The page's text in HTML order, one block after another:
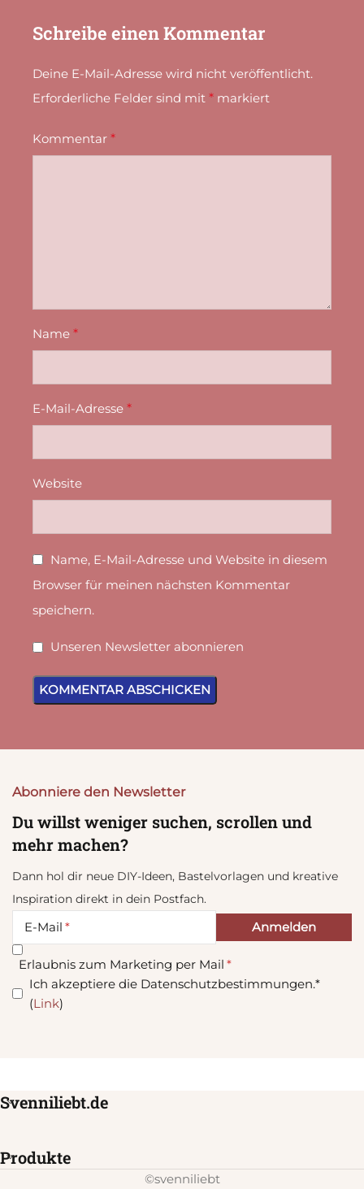
Schreibe einen Kommentar
Deine E-Mail-Adresse wird nicht veröffentlicht.
Erforderliche Felder sind mit * markiert
Kommentar *
Name *
E-Mail-Adresse *
Website
Name, E-Mail-Adresse und Website in diesem
Browser für meinen nächsten Kommentar
speichern.
Unseren Newsletter abonnieren
Abonniere den Newsletter
Du willst weniger suchen, scrollen und
mehr machen?
Dann hol dir neue DIY-Ideen, Bastelvorlagen und kreative
Inspiration direkt in dein Postfach.
E-Mail
Erlaubnis zum Marketing per Mail
Ich akzeptiere die Datenschutzbestimmungen.*
(Link)
Svenniliebt.de
Produkte
©svenniliebt